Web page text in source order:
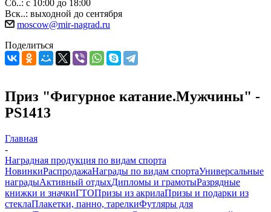
Сб..: с 10:00 до 18:00
Вск..: выходной до сентября
moscow@mir-nagrad.ru
Поделиться
Приз "Фигурное катание.Мужчины" -
PS1413
Главная
-
Наградная продукция по видам спорта
НовинкиРаспродажаНаграды по видам спортаУниверсальные
наградыАктивный отдыхДипломы и грамотыРазрядные
книжки и значкиГТОПризы из акрилаПризы и подарки из
стеклаПлакетки, панно, тарелкиФутляры для